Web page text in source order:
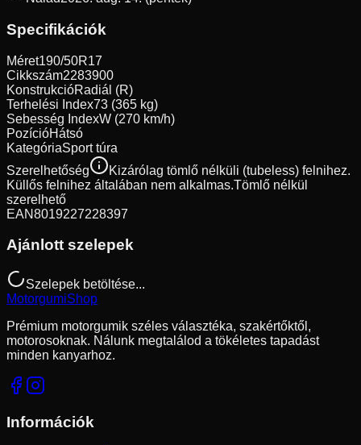
Specifikációk
Méret190/50R17
Cikkszám2283900
KonstrukcióRadiál (R)
Terhelési Index73 (365 kg)
Sebesség IndexW (270 km/h)
PozícióHátsó
KategóriaSport túra
Szerelhetőség
Kizárólag tömlő nélküli (tubeless) felnihez.
Küllős felnihez általában nem alkalmas.Tömlő nélkül
szerelhető
EAN8019227228397
Ajánlott szelepek
Szelepek betöltése...
MotorgumiShop
Prémium motorgumik széles választéka, szakértőktől,
motorosoknak. Nálunk megtalálod a tökéletes tapadást
minden kanyarhoz.
Információk